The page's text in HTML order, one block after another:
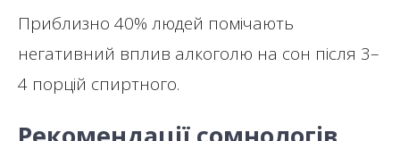
Приблизно 40% людей помічають
негативний вплив алкоголю на сон після 3–
4 порцій спиртного.